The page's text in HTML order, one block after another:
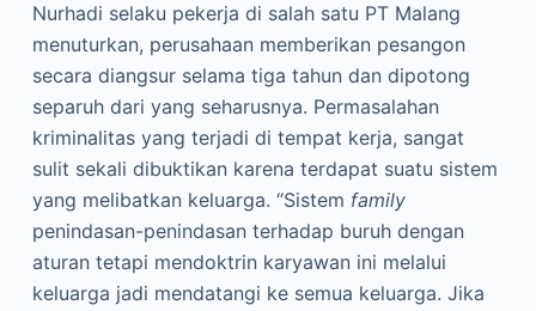
Nurhadi selaku pekerja di salah satu PT Malang
menuturkan, perusahaan memberikan pesangon
secara diangsur selama tiga tahun dan dipotong
separuh dari yang seharusnya. Permasalahan
kriminalitas yang terjadi di tempat kerja, sangat
sulit sekali dibuktikan karena terdapat suatu sistem
yang melibatkan keluarga. “Sistem family
penindasan-penindasan terhadap buruh dengan
aturan tetapi mendoktrin karyawan ini melalui
keluarga jadi mendatangi ke semua keluarga. Jika